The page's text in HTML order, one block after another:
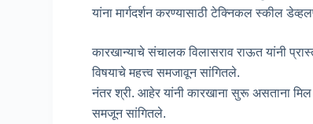
यांना मार्गदर्शन करण्यासाठी टेक्निकल स्कील
कारखान्याचे संचालक विलासराव राऊत यांनी
विषयाचे महत्त्व समजावून सांगितले.
नंतर श्री. ‌आहेर यांनी कारखाना सुरू असताना
समजून सांगितले.